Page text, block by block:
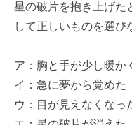
星の破片を抱き上げた
して正しいものを選び
ア：胸と手が少し暖か
イ：急に夢から覚めた
ウ：目が見えなくなっ